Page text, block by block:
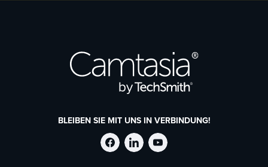
BLEIBEN SIE MIT UNS IN VERBINDUNG!
TechSmith
TechSmith
TechSmith